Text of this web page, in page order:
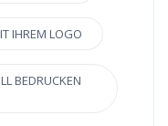
IHREM LOGO
BEDRUCKEN